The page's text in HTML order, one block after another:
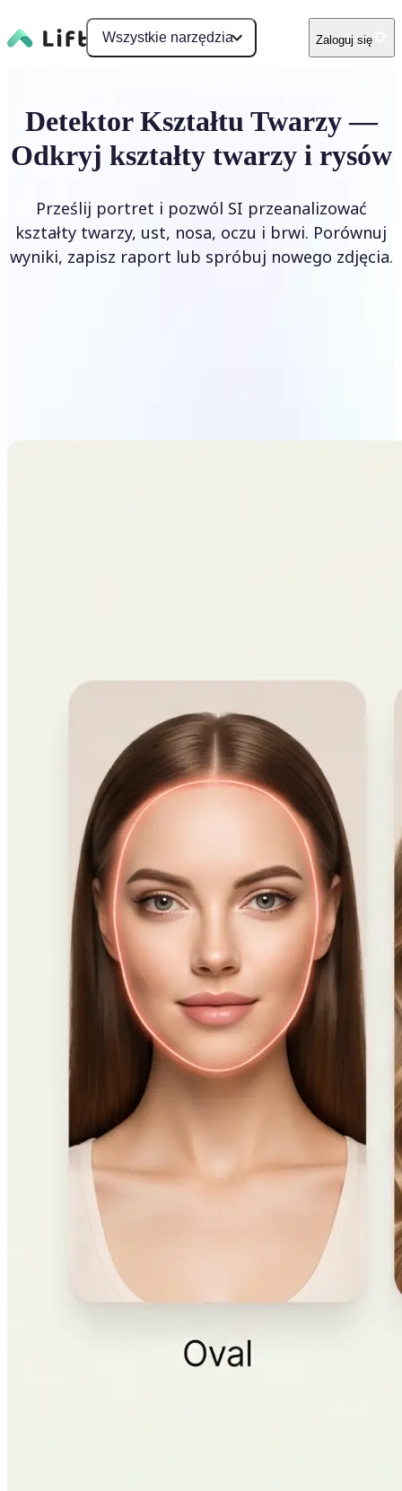
Wszystkie narzędzia Zaloguj się
Detektor Kształtu Twarzy —
Odkryj kształty twarzy i rysów
Prześlij portret i pozwól SI przeanalizować
kształty twarzy, ust, nosa, oczu i brwi. Porównuj
wyniki, zapisz raport lub spróbuj nowego zdjęcia.